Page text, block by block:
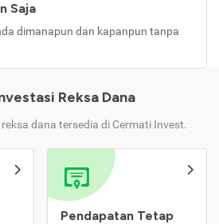
Saja
dimanapun dan kapanpun tanpa
Reksa Dana
dana tersedia di Cermati Invest.
Pendapatan Tetap